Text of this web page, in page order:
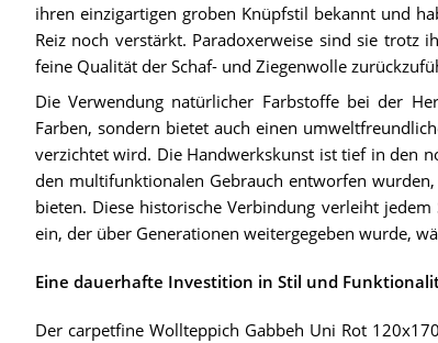
ihren einzigartigen groben Knüpfstil bekannt und
Reiz noch verstärkt. Paradoxerweise sind sie trotz
feine Qualität der Schaf- und Ziegenwolle
Die Verwendung natürlicher Farbstoffe bei der
Farben, sondern bietet auch einen
verzichtet wird. Die Handwerkskunst ist tief in den
den multifunktionalen Gebrauch entworfen
bieten. Diese historische Verbindung verleiht
ein, der über Generationen weitergegeben wurde,
Eine dauerhafte Investition in Stil und
Der carpetfine Wollteppich Gabbeh Uni Rot